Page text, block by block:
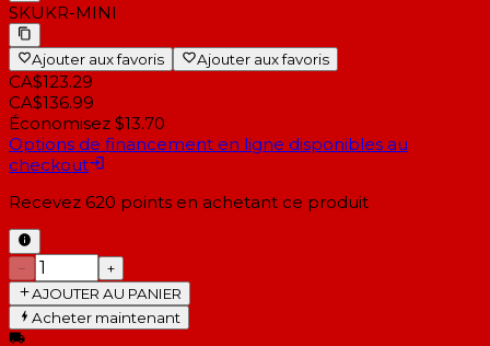
SKUKR-MINI
Ajouter aux favoris Ajouter aux favoris
CA$123.29
CA$136.99
Économisez $13.70
Options de financement en ligne disponibles au
checkout
Recevez 620 points en achetant ce produit
−
+
AJOUTER AU PANIER
Acheter maintenant